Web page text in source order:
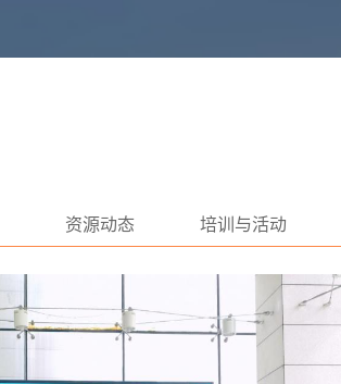
资源动态 培训与活动